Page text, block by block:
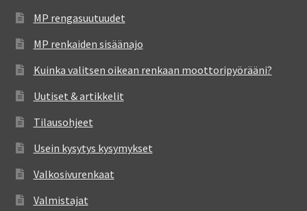
MP rengasuutuudet
MP renkaiden sisäänajo
Kuinka valitsen oikean renkaan moottoripyörääni?
Uutiset & artikkelit
Tilausohjeet
Usein kysytys kysymykset
Valkosivurenkaat
Valmistajat